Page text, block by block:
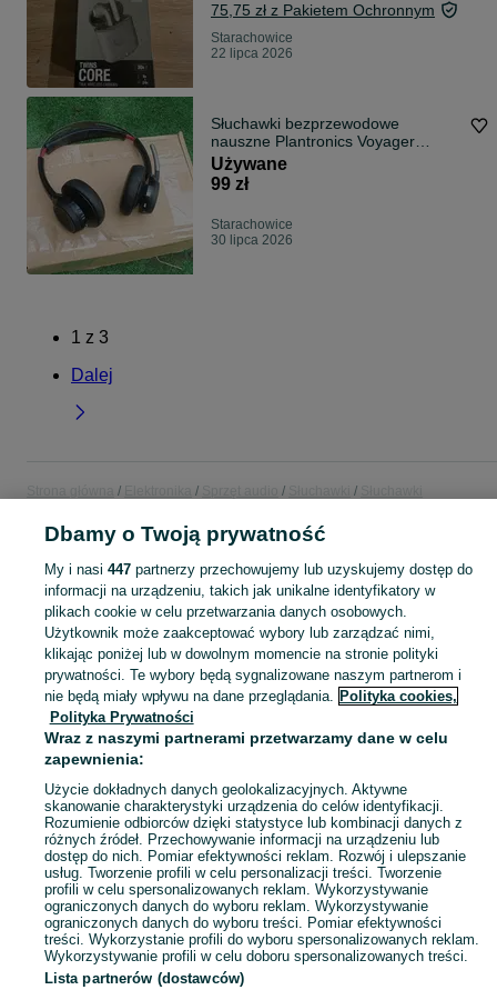
75,75 zł z Pakietem Ochronnym
Starachowice
22 lipca 2026
Słuchawki bezprzewodowe
nauszne Plantronics Voyager
Focus
Używane
99 zł
Starachowice
30 lipca 2026
1 z 3
Dalej
Strona główna Elektronika Sprzęt audio Słuchawki
Słuchawki
bezprzewodowe - Starachowice
KATEGORIA
Zobacz
Mapa kategorii
Mapa miejscowości
Mapa ministron
Popularne wyszukiwania
Dbamy o Twoją prywatność
My i nasi 447partnerzy przechowujemy lub uzyskujemy dostęp do
informacji na urządzeniu, takich jak unikalne identyfikatory w
plikach cookie w celu przetwarzania danych osobowych.
Użytkownik może zaakceptować wybory lub zarządzać nimi,
klikając poniżej lub w dowolnym momencie na stronie polityki
prywatności. Te wybory będą sygnalizowane naszym partnerom i
nie będą miały wpływu na dane przeglądania. Polityka cookies,
Polityka Prywatności
Wraz z naszymi partnerami przetwarzamy dane w celu
zapewnienia:
Użycie dokładnych danych geolokalizacyjnych. Aktywne
skanowanie charakterystyki urządzenia do celów identyfikacji.
Rozumienie odbiorców dzięki statystyce lub kombinacji danych z
różnych źródeł. Przechowywanie informacji na urządzeniu lub
dostęp do nich. Pomiar efektywności reklam. Rozwój i ulepszanie
usług. Tworzenie profili w celu personalizacji treści. Tworzenie
profili w celu spersonalizowanych reklam. Wykorzystywanie
ograniczonych danych do wyboru reklam. Wykorzystywanie
ograniczonych danych do wyboru treści. Pomiar efektywności
treści. Wykorzystanie profili do wyboru spersonalizowanych reklam.
Wykorzystywanie profili w celu doboru spersonalizowanych treści.
Lista partnerów (dostawców)